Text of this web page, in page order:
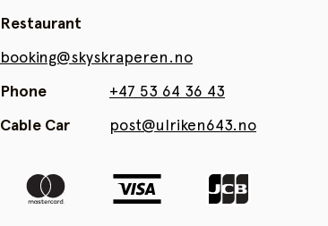
Restaurant
booking@skyskraperen.no
Phone
+47 53 64 36 43
Cable Car
post@ulriken643.no